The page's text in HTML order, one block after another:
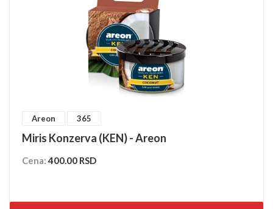
Areon 365
Miris Konzerva (KEN) - Areon
Cena:400.00 RSD